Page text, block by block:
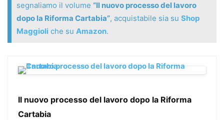
segnaliamo il volume “Il nuovo processo del lavoro
dopo la Riforma Cartabia”, acquistabile sia su Shop
Maggioli che su Amazon.
Il nuovo processo del lavoro dopo la Riforma
Cartabia